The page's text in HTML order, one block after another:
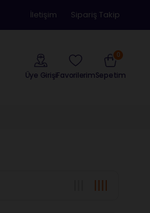
İletişim Sipariş Takip
Üye GirişiFavorilerimSepetim
0